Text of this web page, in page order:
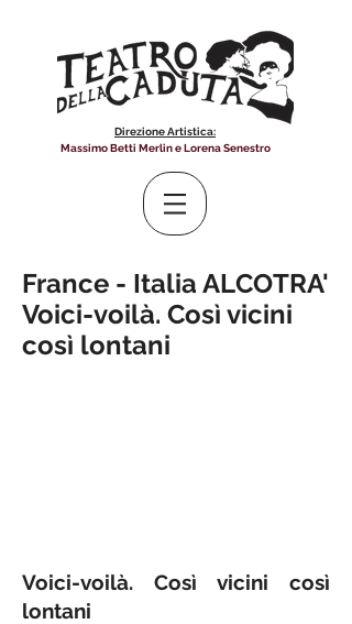
Direzione Artistica:
Massimo Betti Merlin e Lorena Senestro
France - Italia ALCOTRA'
Voici-voilà. Così vicini
così lontani
Voici-voilà. Così vicini così
lontani